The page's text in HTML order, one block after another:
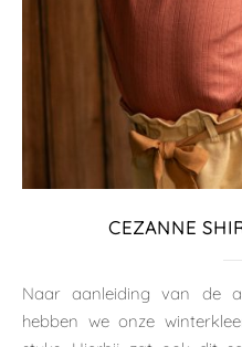
CEZANNE
Naar aanleiding van de aankomende warmere dagen
hebben we onze